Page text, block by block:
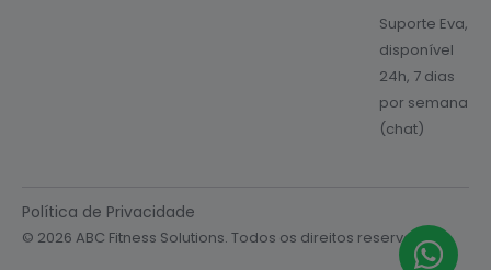
Suporte Eva,
disponível
24h, 7 dias
por semana
(chat)
Política de Privacidade
© 2026 ABC Fitness Solutions. Todos os direitos reservados.